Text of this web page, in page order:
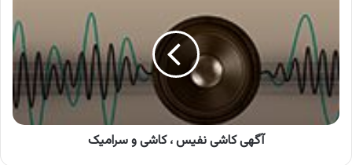
کاشی
و
سرامیک
آگهی کاشی نفیس ، کاشی و سرامیک